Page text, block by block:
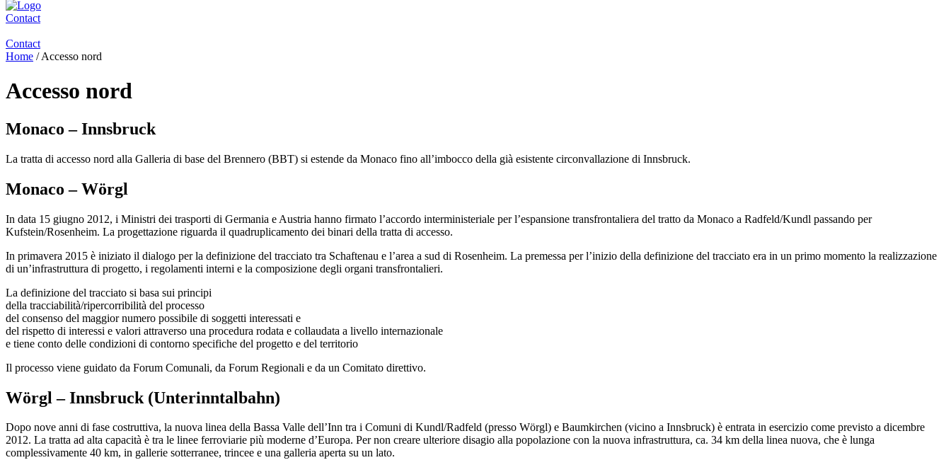
Contact
Contact
Home /Accesso nord
Accesso nord
Monaco – Innsbruck
La tratta di accesso nord alla Galleria di base del Brennero (BBT) si estende da Monaco fino all’imbocco della già esistente circonvallazione di Innsbruck.
Monaco – Wörgl
In data 15 giugno 2012, i Ministri dei trasporti di Germania e Austria hanno firmato l’accordo interministeriale per l’espansione transfrontaliera del tratto da Monaco a Radfeld/Kundl passando per
Kufstein/Rosenheim. La progettazione riguarda il quadruplicamento dei binari della tratta di accesso.
In primavera 2015 è iniziato il dialogo per la definizione del tracciato tra Schaftenau e l’area a sud di Rosenheim. La premessa per l’inizio della definizione del tracciato era in un primo momento la realizzazione
di un’infrastruttura di progetto, i regolamenti interni e la composizione degli organi transfrontalieri.
La definizione del tracciato si basa sui principi
della tracciabilità/ripercorribilità del processo
del consenso del maggior numero possibile di soggetti interessati e
del rispetto di interessi e valori attraverso una procedura rodata e collaudata a livello internazionale
e tiene conto delle condizioni di contorno specifiche del progetto e del territorio
Il processo viene guidato da Forum Comunali, da Forum Regionali e da un Comitato direttivo.
Wörgl – Innsbruck (Unterinntalbahn)
Dopo nove anni di fase costruttiva, la nuova linea della Bassa Valle dell’Inn tra i Comuni di Kundl/Radfeld (presso Wörgl) e Baumkirchen (vicino a Innsbruck) è entrata in esercizio come previsto a dicembre
2012. La tratta ad alta capacità è tra le linee ferroviarie più moderne d’Europa. Per non creare ulteriore disagio alla popolazione con la nuova infrastruttura, ca. 34 km della linea nuova, che è lunga
complessivamente 40 km, in gallerie sotterranee, trincee e una galleria aperta su un lato.